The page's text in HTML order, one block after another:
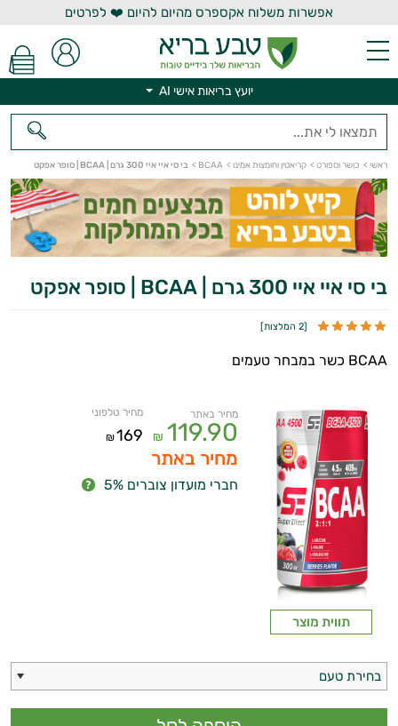
אפשרות משלוח אקספרס מהיום להיום ❤️ לפרטים
יועץ בריאות אישי AI
ראשי > כושר וספורט > קריאטין וחומצות אמינו >
BCAA
> בי סי איי איי 300 גרם | BCAA | סופר אפקט
איכות
עיכול
בי סי איי איי 300 גרם | BCAA | סופר אפקט
[2 המלצות ]
BCAA כשר במבחר טעמים
תווית מוצר
מחיר באתר
119.90
₪
מחיר טלפוני
169
₪
מחיר באתר
חברי מועדון צוברים 5%
בחירת טעם
יועץ בריאות אישי AI